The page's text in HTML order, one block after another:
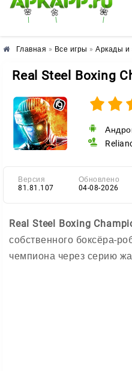
🌸 🌼 🌺
Главная » Все игры » Аркады и
Real Steel Boxing
Версия
81.81.107
Обновлено
04-08-2026
Real Steel Boxing
собственного боксёра-
чемпиона через серию